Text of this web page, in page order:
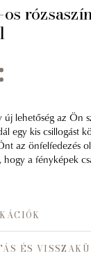
új lehetőség az Ön
egy kis csillogást
az önfelfedezés
hogy a fényképek
ÉS